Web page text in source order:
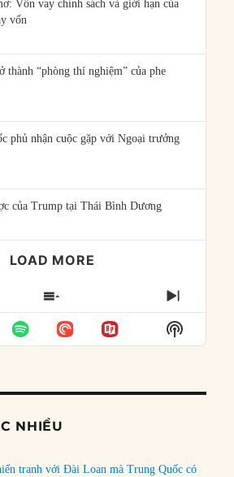
Vốn vay chính sách và giới hạn của
vốn
thành “phòng thí nghiệm” của phe
phủ nhận cuộc gặp với Ngoại trưởng
của Trump tại Thái Bình Dương
LOAD MORE
SHOW
EPISODES
LIST
NEXT
Show
Podcast
NHIỀU
tranh với Đài Loan mà Trung Quốc có